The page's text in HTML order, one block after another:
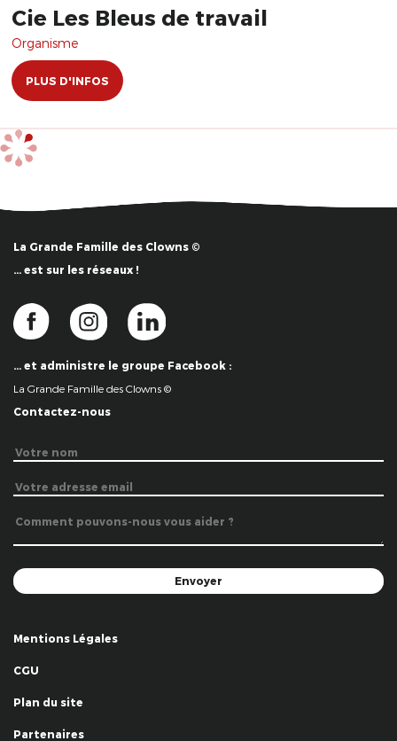
Cie Les Bleus de travail
Organisme
PLUS D'INFOS
La Grande Famille des Clowns ©
… est sur les réseaux !
… et administre le groupe Facebook :
La Grande Famille des Clowns ©
Contactez-nous
Mentions Légales
CGU
Plan du site
Partenaires